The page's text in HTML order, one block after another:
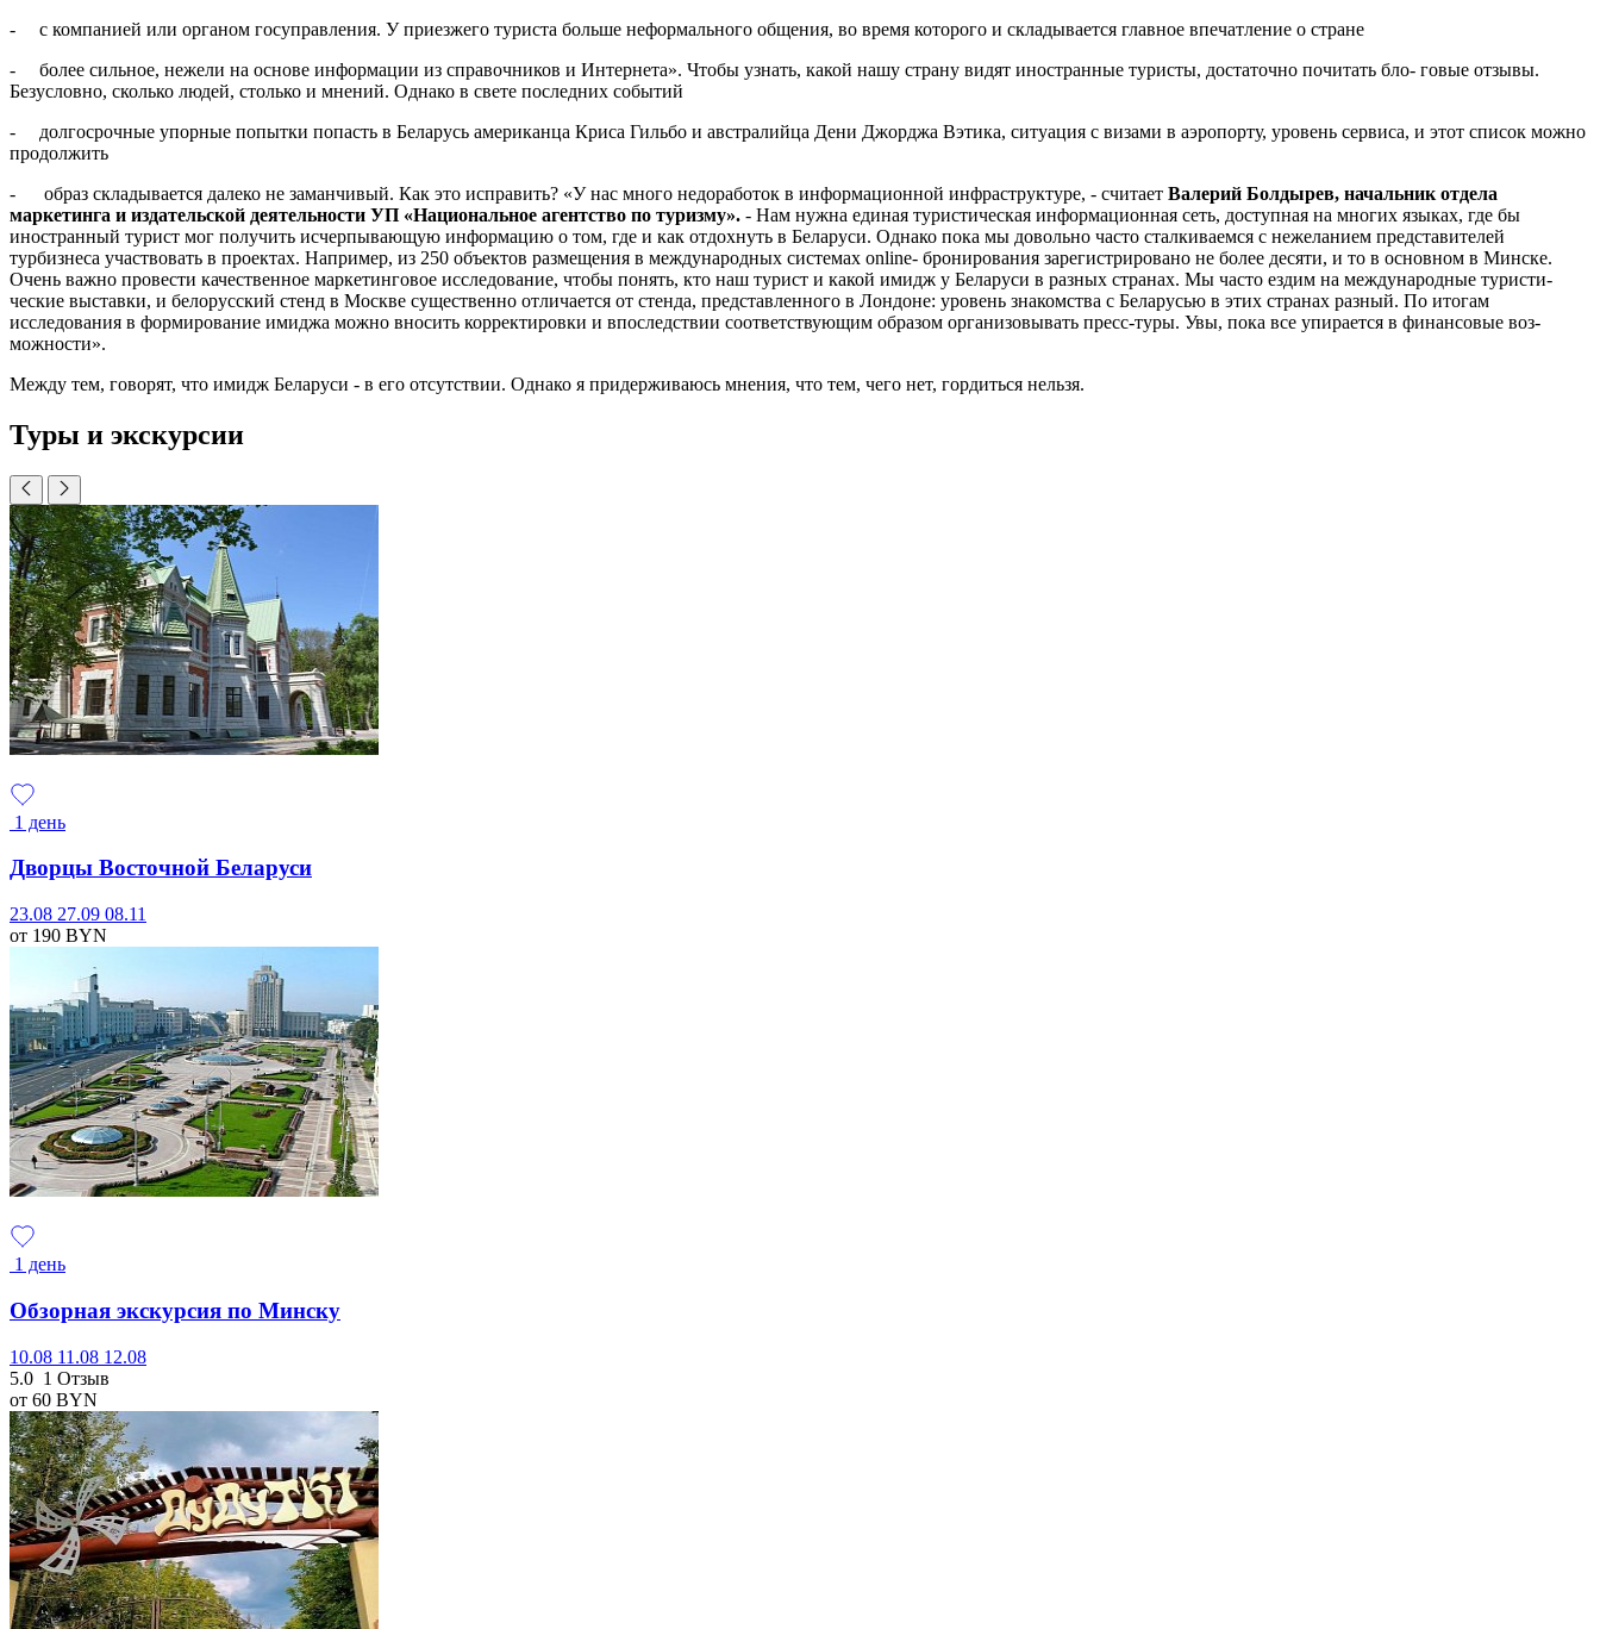
- с компанией или органом гос­управления. У приезжего туриста больше неформального общения, во время которого и складывает­ся главное впечатление о стране
- более сильное, нежели на осно­ве информации из справочников и Интернета». Чтобы узнать, какой нашу страну видят иностранные туристы, достаточно почитать бло- говые отзывы.
Безусловно, сколь­ко людей, столько и мнений. Од­нако в свете последних событий
- долгосрочные упорные попыт­ки попасть в Беларусь американца Криса Гильбо и австралийца Дени Джорджа Вэтика, ситуация с виза­ми в аэропорту, уровень сервиса, и этот список можно
продолжить
- образ складывается далеко не заманчивый. Как это исправить? «У нас много недоработок в ин­формационной инфраструктуре, - считает Валерий Болдырев, на­чальник отдела
маркетинга и издательской деятельности УП «Национальное агентство по туризму». - Нам нужна единая туристическая информационная сеть, доступная на многих языках, где бы
иностранный турист мог по­лучить исчерпывающую информа­цию о том, где и как отдохнуть в Беларуси. Однако пока мы доволь­но часто сталкиваемся с нежела­нием представителей
турбизнеса участвовать в проектах. Напри­мер, из 250 объектов размещения в международных системах online- бронирования зарегистрировано не более десяти, и то в основном в Минске.
Очень важно провести качественное маркетинговое ис­следование, чтобы понять, кто наш турист и какой имидж у Беларуси в разных странах. Мы часто ез­дим на международные туристи­
ческие выставки, и белорусский стенд в Москве существенно отли­чается от стенда, представленного в Лондоне: уровень знакомства с Беларусью в этих странах разный. По итогам
исследования в форми­рование имиджа можно вносить корректировки и впоследствии со­ответствующим образом органи­зовывать пресс-туры. Увы, пока все упирается в финансовые воз­
можности».
Между тем, говорят, что имидж Беларуси - в его отсутствии. Одна­ко я придерживаюсь мнения, что тем, чего нет, гордиться нельзя.
Туры и экскурсии
1 день
Дворцы Восточной Беларуси
23.08 27.09 08.11
от 190 BYN
1 день
Обзорная экскурсия по Минску
10.08 11.08 12.08
5.0 1 Отзыв
от 60 BYN